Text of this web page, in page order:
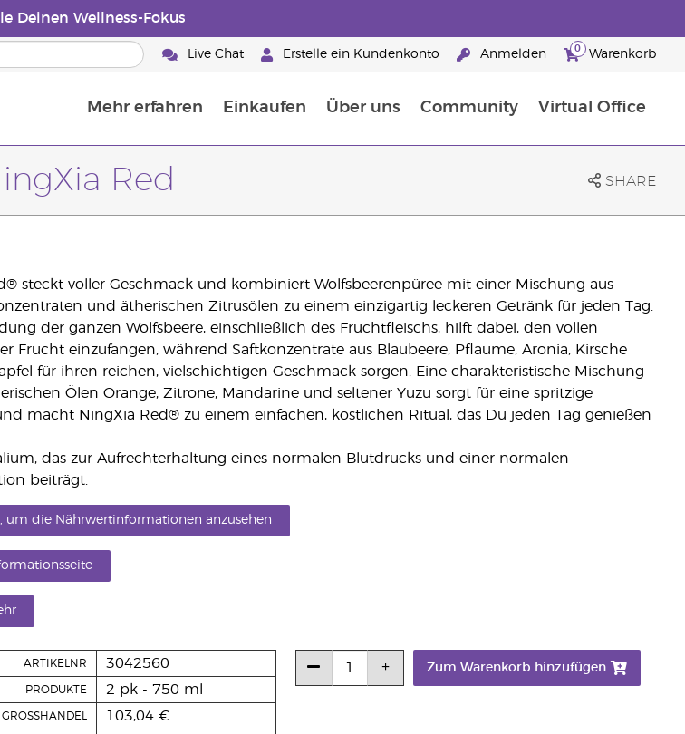
Deinen Wellness-Fokus
Live Chat Erstelle ein Kundenkonto Anmelden 0 Warenkorb
Mehr erfahren Einkaufen Über uns Community Virtual Office
Red SHARE
steckt voller Geschmack und kombiniert Wolfsbeerenpüree mit einer Mischung aus
und ätherischen Zitrusölen zu einem einzigartig leckeren Getränk für jeden Tag.
der ganzen Wolfsbeere, einschließlich des Fruchtfleischs, hilft dabei, den vollen
Frucht einzufangen, während Saftkonzentrate aus Blaubeere, Pflaume, Aronia, Kirsche
für ihren reichen, vielschichtigen Geschmack sorgen. Eine charakteristische Mischung
Ölen Orange, Zitrone, Mandarine und seltener Yuzu sorgt für eine spritzige
macht NingXia Red® zu einem einfachen, köstlichen Ritual, das Du jeden Tag genießen
das zur Aufrechterhaltung eines normalen Blutdrucks und einer normalen
beiträgt.
um die Nährwertinformationen anzusehen
ARTIKELNR 3042560
PRODUKTE 2 pk - 750 ml
GROSSHANDEL 103,04 €
Zum Warenkorb hinzufügen